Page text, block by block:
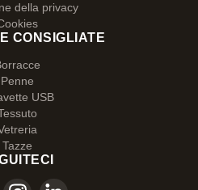
della privacy
CONSIGLIATE
Penne
USB
Tazze